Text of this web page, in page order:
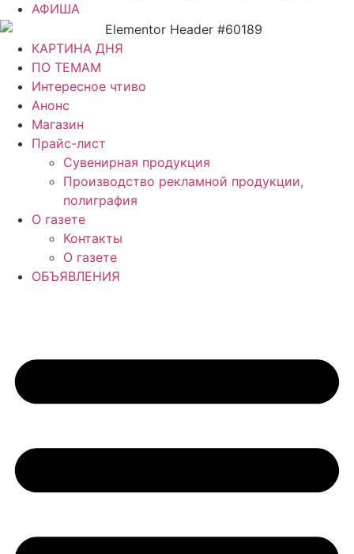
АФИША
КАРТИНА ДНЯ
ПО ТЕМАМ
Интересное чтиво
Анонс
Магазин
Прайс-лист
Сувенирная продукция
Производство рекламной продукции,
полиграфия
О газете
Контакты
О газете
ОБЪЯВЛЕНИЯ